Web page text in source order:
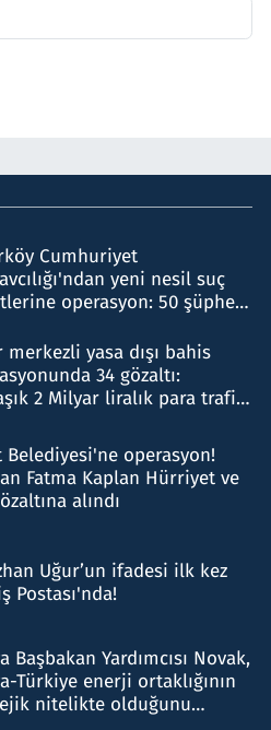
Cumhuriyet
yeni nesil suç
operasyon: 50 şüpheli
merkezli yasa dışı bahis
34 gözaltı:
2 Milyar liralık para trafiği
Belediyesi'ne operasyon!
Fatma Kaplan Hürriyet ve
alındı
Uğur’un ifadesi ilk kez
Postası'nda!
Başbakan Yardımcısı Novak,
Türkiye enerji ortaklığının
nitelikte olduğunu